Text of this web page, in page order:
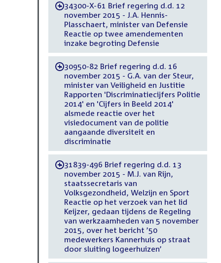
-34300-X-61 Brief regering d.d. 12
november 2015 - J.A. Hennis-
Plasschaert, minister van Defensie
Reactie op twee amendementen
inzake begroting Defensie
-30950-82 Brief regering d.d. 16
november 2015 - G.A. van der Steur,
minister van Veiligheid en Justitie
Rapporten 'Discriminatiecijfers Politie
2014' en 'Cijfers in Beeld 2014'
alsmede reactie over het
visiedocument van de politie
aangaande diversiteit en
discriminatie
-31839-496 Brief regering d.d. 13
november 2015 - M.J. van Rijn,
staatssecretaris van
Volksgezondheid, Welzijn en Sport
Reactie op het verzoek van het lid
Keijzer, gedaan tijdens de Regeling
van werkzaamheden van 5 november
2015, over het bericht ’50
medewerkers Kannerhuis op straat
door sluiting logeerhuizen’